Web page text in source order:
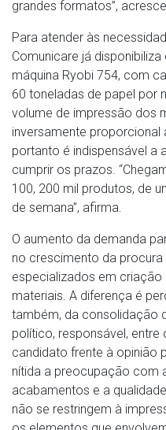
grandes formatos”,
Para atender às
Comunicare já
máquina Ryobi 754, com
60 toneladas de papel por
volume de impressão dos
inversamente
portanto é indispensável a
cumprir os prazos.
100, 200 mil produtos, de
de semana”, afirma.
O aumento da demanda
no crescimento da
especializados em
materiais. A diferença é
também, da consolidação
político, responsável,
candidato frente à opinião
nítida a preocupação com
acabamentos e a
não se restringem à